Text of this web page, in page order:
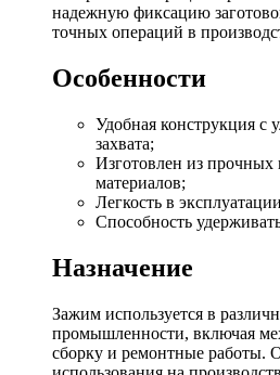
надежную фиксацию
точных операций в
Особенности
Удобная конструкция с
захвата;
Изготовлен из прочных
материалов;
Легкость в
Способность
Назначение
Зажим используется в
промышленности, включая
сборку и ремонтные работы.